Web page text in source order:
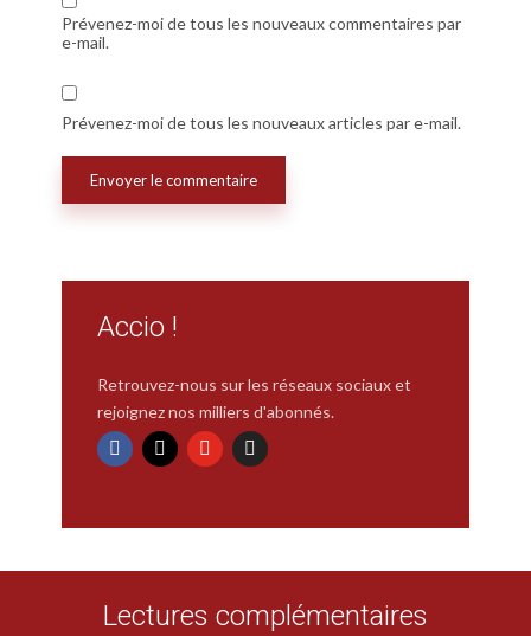
Prévenez-moi de tous les nouveaux commentaires par
e-mail.
Prévenez-moi de tous les nouveaux articles par e-mail.
Accio !
Retrouvez-nous sur les réseaux sociaux et
rejoignez nos milliers d'abonnés.
Lectures complémentaires